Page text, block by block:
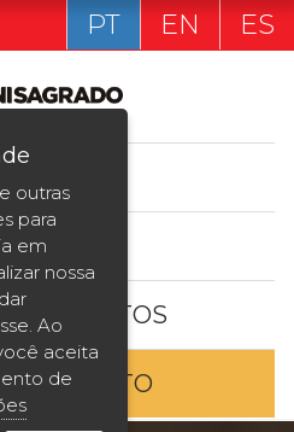
e MBA
Duração
estudante
PT EN ES
AQUI
DESCONTOS
CONTATO
outras
para
em
nossa
Ao
aceita
de